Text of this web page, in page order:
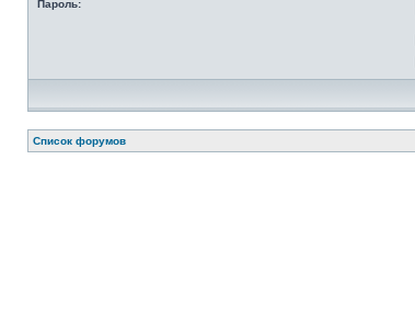
Пароль:
Список форумов